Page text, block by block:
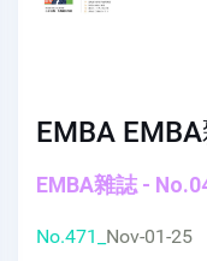
EMBA
EMBA雜誌 -
No.471_ Nov-01-25